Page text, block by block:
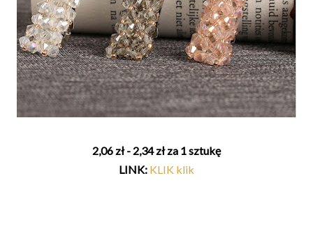
2,06 zł - 2,34 zł za 1 sztukę
LINK: KLIK klik